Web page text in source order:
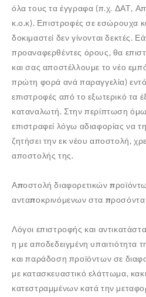
όλα τους τα έγγραφα (π.χ. ΔΑΤ,
κ.ο.κ). Επιστροφές σε εσώρουχα
δοκιμαστεί δεν γίνονται δεκτές.
προαναφερθέντες όρους, θα
και σας αποστέλλουμε το νέο
πρώτη φορά ανά παραγγελία)
επιστροφές από το εξωτερικό τα
καταναλωτή. Στην περίπτωση
επιστραφεί λόγω αδιαφορίας να
ζητήσει την εκ νέου αποστολή,
αποστολής της.
Αποστολή διαφορετικών
ανταποκρινόμενων στα προσόντα
Λόγοι επιστροφής και
η με αποδεδειγμένη υπαιτιότητα
και παράδοση προϊόντων σε
με κατασκευαστικό ελάττωμα,
κατεστραμμένων κατά την